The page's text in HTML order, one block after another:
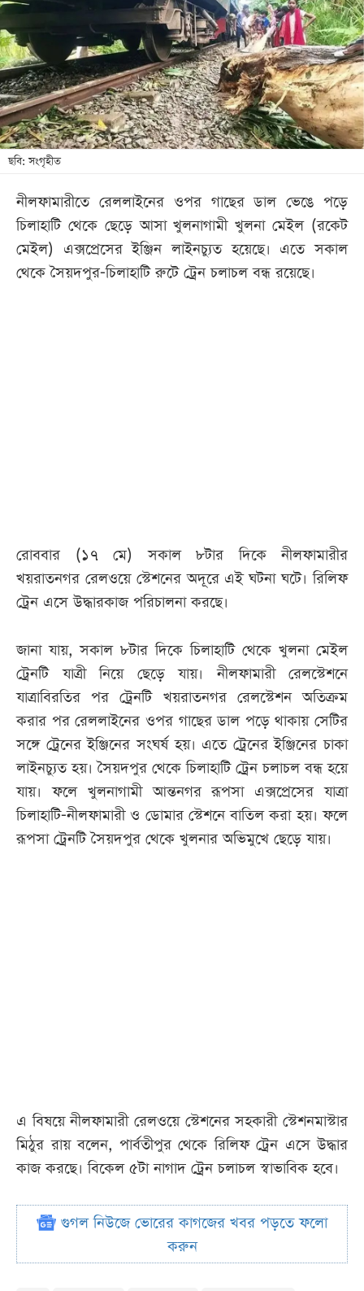
বিনোদন
লাইফ
স্টাইল
শিক্ষা
তথ্যপ্রযুক্তি
বিভাগ
ছবি
ছবি: সংগৃহীত
নীলফামারীতে রেললাইনের ওপর গাছের ডাল ভেঙে পড়ে
চিলাহাটি থেকে ছেড়ে আসা খুলনাগামী খুলনা মেইল (রকেট
মেইল) এক্সপ্রেসের ইঞ্জিন লাইনচ্যুত হয়েছে। এতে সকাল
থেকে সৈয়দপুর-চিলাহাটি রুটে ট্রেন চলাচল বন্ধ রয়েছে।
রোববার (১৭ মে) সকাল ৮টার দিকে নীলফামারীর
খয়রাতনগর রেলওয়ে স্টেশনের অদূরে এই ঘটনা ঘটে। রিলিফ
ট্রেন এসে উদ্ধারকাজ পরিচালনা করছে।
জানা যায়, সকাল ৮টার দিকে চিলাহাটি থেকে খুলনা মেইল
ট্রেনটি যাত্রী নিয়ে ছেড়ে যায়। নীলফামারী রেলস্টেশনে
যাত্রাবিরতির পর ট্রেনটি খয়রাতনগর রেলস্টেশন অতিক্রম
করার পর রেললাইনের ওপর গাছের ডাল পড়ে থাকায় সেটির
সঙ্গে ট্রেনের ইঞ্জিনের সংঘর্ষ হয়। এতে ট্রেনের ইঞ্জিনের চাকা
লাইনচ্যুত হয়। সৈয়দপুর থেকে চিলাহাটি ট্রেন চলাচল বন্ধ হয়ে
যায়। ফলে খুলনাগামী আন্তনগর রূপসা এক্সপ্রেসের যাত্রা
চিলাহাটি-নীলফামারী ও ডোমার স্টেশনে বাতিল করা হয়। ফলে
রূপসা ট্রেনটি সৈয়দপুর থেকে খুলনার অভিমুখে ছেড়ে যায়।
এ বিষয়ে নীলফামারী রেলওয়ে স্টেশনের সহকারী স্টেশনমাস্টার
মিঠুর রায় বলেন, পার্বতীপুর থেকে রিলিফ ট্রেন এসে উদ্ধার
কাজ করছে। বিকেল ৫টা নাগাদ ট্রেন চলাচল স্বাভাবিক হবে।
গুগল নিউজে ভোরের কাগজের খবর পড়তে ফলো
করুন